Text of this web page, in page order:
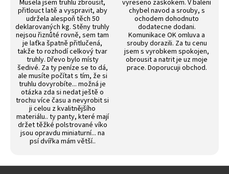
Musela jsem truhlu zbrousit,
přitlouct latě a vyspravit, aby
udržela alespoň těch 50
deklarovaných kg. Stěny truhly
nejsou řiznůté rovně, sem tam
je laťka špatně přitlučená,
takže to rozhodí celkový tvar
truhly. Dřevo bylo místy
šedivé. Za ty peníze se to dá,
ale musíte počítat s tím, že si
truhlu dovyrobíte... možná je
otázka zda si nedat ještě o
trochu více času a nevyrobit si
ji celou z kvalitnějšího
materiálu.. ty panty, které mají
držet těžké polstrované víko
jsou opravdu miniaturní... na
psí dvířka mám větší..
vyreseno zaskokem. V baleni
chybel navod a srouby, s
ochodem dohodnuto
dodatecne dodani.
Komunikace OK omluva a
srouby dorazili. Za tu cenu
jsem s vyrobkem spokojen,
obrousit a natrit je uz moje
prace. Doporucuji obchod.